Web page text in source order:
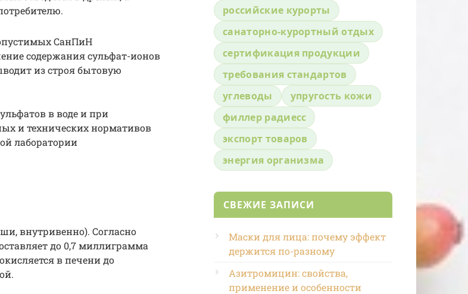
СанПиН
содержания сульфат-ионов
из строя бытовую
в воде и при
и технических нормативов
лаборатории
внутривенно). Согласно
до 0,7 миллиграмма
в печени до
российские курорты
санаторно-курортный отдых
сертификация продукции
требования стандартов
углеводы
упругость кожи
филлер радиесс
экспорт товаров
энергия организма
СВЕЖИЕ ЗАПИСИ
Маски для лица: почему эффект
держится по-разному
Азитромицин: свойства,
применение и особенности